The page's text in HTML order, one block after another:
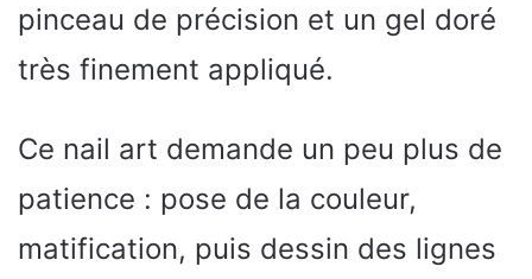
pinceau de précision et un gel doré
très finement appliqué.
Ce nail art demande un peu plus de
patience : pose de la couleur,
matification, puis dessin des lignes